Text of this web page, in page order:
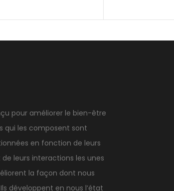
pour améliorer le bien-être
qui les composent sont
en fonction de leurs
leurs interactions les unes
la façon dont nous
développent en nous l’état